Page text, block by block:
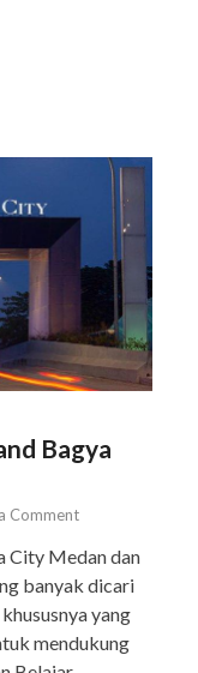
Bagya
Comment
City Medan dan
banyak dicari
yang
mendukung